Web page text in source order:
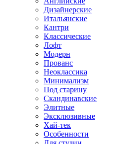
Дизайнерские
Итальянские
Кантри
Классические
Лофт
Модерн
Прованс
Неоклассика
Минимализм
Под старину
Скандинавские
Элитные
Эксклюзивные
Хай-тек
Особенности